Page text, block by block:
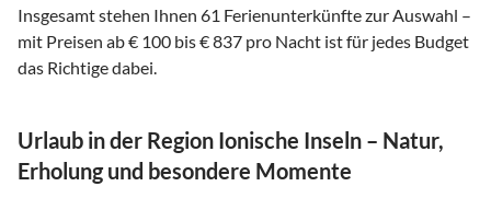
Insgesamt stehen Ihnen 61 Ferienunterkünfte zur Auswahl –
mit Preisen ab € 100 bis € 837 pro Nacht ist für jedes Budget
das Richtige dabei.
Urlaub in der Region Ionische Inseln – Natur,
Erholung und besondere Momente